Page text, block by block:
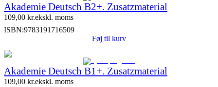
Akademie Deutsch B2+. Zusatzmaterial
109,00 kr.ekskl. moms
ISBN:9783191716509
Føj til kurv
Akademie Deutsch B1+. Zusatzmaterial
109,00 kr.ekskl. moms